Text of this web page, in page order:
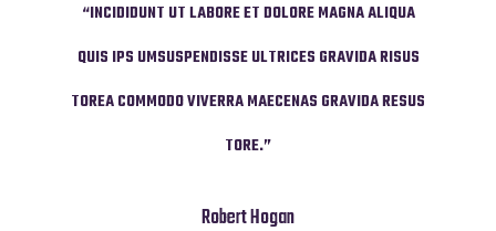
“INCIDIDUNT UT LABORE ET DOLORE MAGNA ALIQUA
QUIS IPS UMSUSPENDISSE ULTRICES GRAVIDA RISUS
TOREA COMMODO VIVERRA MAECENAS GRAVIDA RESUS
TORE.”
Robert Hogan